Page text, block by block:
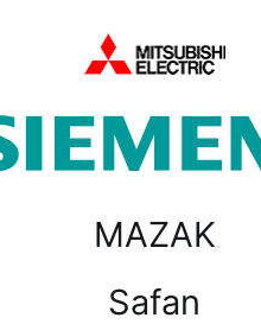
MAZAK
Safan